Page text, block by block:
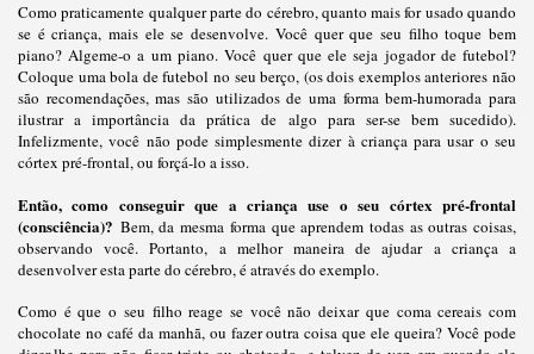
Como praticamente qualquer parte do cérebro, quanto mais for usado quando
se é criança, mais ele se desenvolve. Você quer que seu filho toque bem
piano? Algeme-o a um piano. Você quer que ele seja jogador de futebol?
Coloque uma bola de futebol no seu berço, (os dois exemplos anteriores não
são recomendações, mas são utilizados de uma forma bem-humorada para
ilustrar a importância da prática de algo para ser-se bem sucedido).
Infelizmente, você não pode simplesmente dizer à criança para usar o seu
córtex pré-frontal, ou forçá-lo a isso.
Então, como conseguir que a criança use o seu córtex pré-frontal
(consciência)? Bem, da mesma forma que aprendem todas as outras coisas,
observando você. Portanto, a melhor maneira de ajudar a criança a
desenvolver esta parte do cérebro, é através do exemplo.
Como é que o seu filho reage se você não deixar que coma cereais com
chocolate no café da manhã, ou fazer outra coisa que ele queira? Você pode